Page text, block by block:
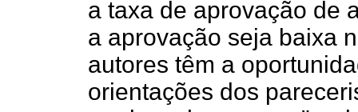
a taxa de aprovação de
a aprovação seja baixa
autores têm a
orientações dos